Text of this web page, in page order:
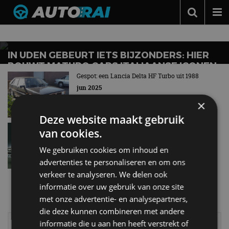
Podcast
Autotests
Automerken
Contact
MotorRAI.nl
Nieuws over
IN UDEN GEBEURT IETS BIJZONDERS: HIER
BOUWT MATURO CARS ITALIAANSE ICONEN
OPNIEUW OP
Gespot: een Lancia Delta HF Turbo uit 1988
jun 2025
Auto’s van Toen: Lancia Delta
jun 2019
Meer autonieuws
Alle categorieën van AutoRAI.nl
Elektrisch
Autotests
×
Deze website maakt gebruik
van cookies.
We gebruiken cookies om inhoud en
advertenties te personaliseren en om ons
verkeer te analyseren. We delen ook
informatie over uw gebruik van onze site
met onze advertentie- en analysepartners,
die deze kunnen combineren met andere
informatie die u aan hen heeft verstrekt of